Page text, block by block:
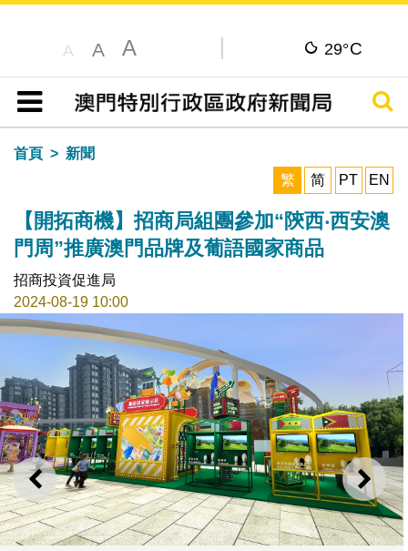
A A A 29°C
目錄
搜尋
首頁
新聞
繁
简 PT EN
【開拓商機】招商局組團參加“陝西‧西安澳
門周”推廣澳門品牌及葡語國家商品
招商投資促進局
2024-08-19 10:00
上一則 下一